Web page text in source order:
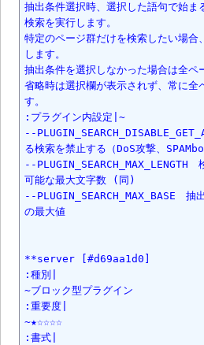
抽出条件選択時、選択した語句で始ま
検索を実行します。
特定のページ群だけを検索したい場合
します。
抽出条件を選択しなかった場合は全ペ
省略時は選択欄が表示されず、常に全
す。
:プラグイン内設定|~
--
る検索を禁止する（DoS攻撃、
--PLUGIN_SEARCH_MAX_LENGTH
可能な最大文字数 (同)
--PLUGIN_SEARCH_MAX_BASE　抽
の最大値
**server [#d69aa1d0]
:種別|
~ブロック型プラグイン
:重要度|
~★☆☆☆☆
:書式|